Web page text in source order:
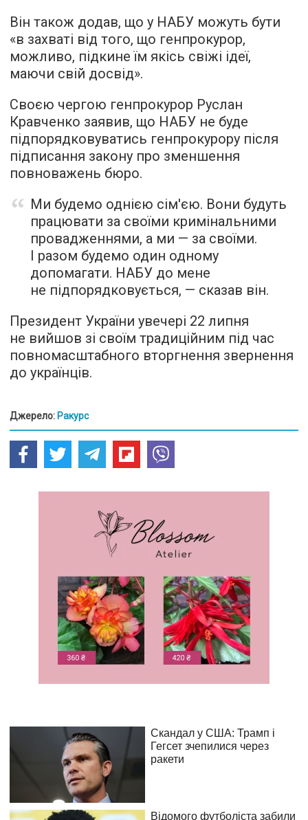
Він також додав, що у НАБУ можуть бути
«в захваті від того, що генпрокурор,
можливо, підкине їм якісь свіжі ідеї,
маючи свій досвід».
Своєю чергою генпрокурор Руслан
Кравченко заявив, що НАБУ не буде
підпорядковуватись генпрокурору після
підписання закону про зменшення
повноважень бюро.
Ми будемо однією сім'єю. Вони будуть
працювати за своїми кримінальними
провадженнями, а ми — за своїми.
І разом будемо один одному
допомагати. НАБУ до мене
не підпорядковується, — сказав він.
Президент України увечері 22 липня
не вийшов зі своїм традиційним під час
повномасштабного вторгнення звернення
до українців.
Джерело: Ракурс